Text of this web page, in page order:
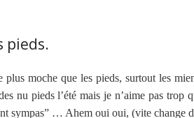
pieds.
plus moche que les pieds, surtout les
nu pieds l’été mais je n’aime pas trop
sympas” … Ahem oui oui, (vite change